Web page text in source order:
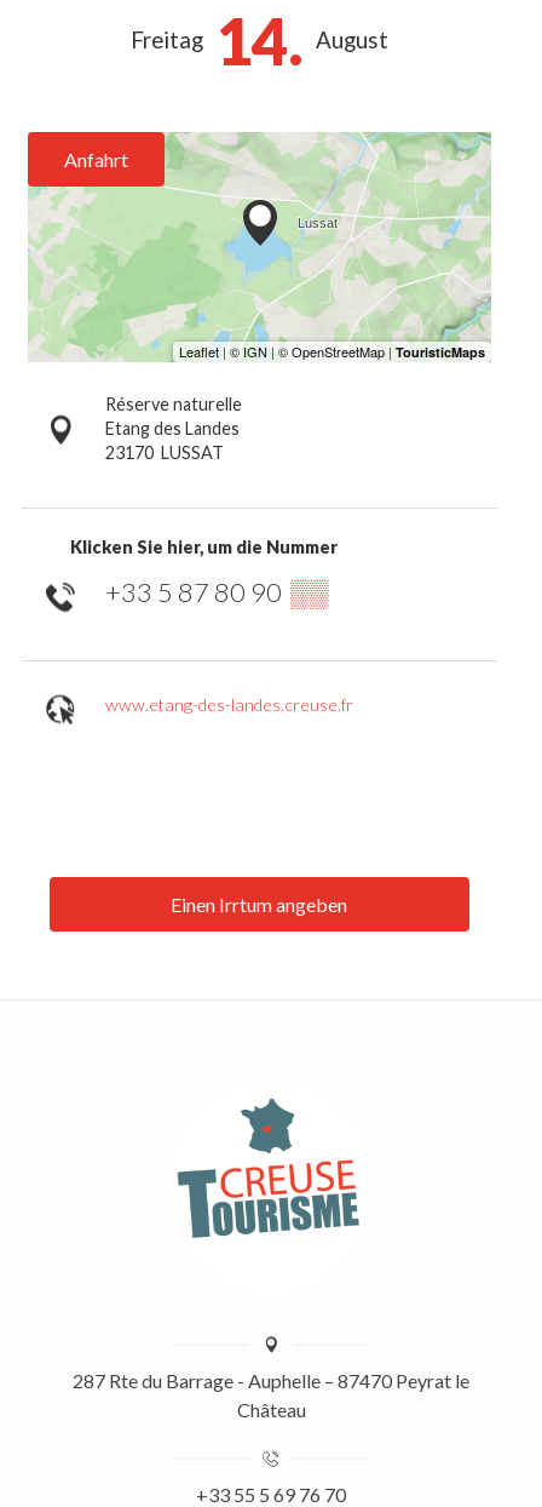
Freitag 14. August
Anfahrt
Réserve naturelle
Etang des Landes
23170 LUSSAT
Klicken Sie hier, um die Nummer
+33 5 87 80 90 ▒▒
www.etang-des-landes.creuse.fr
Einen Irrtum angeben
287 Rte du Barrage - Auphelle – 87470 Peyrat le
Château
+33 55 5 69 76 70